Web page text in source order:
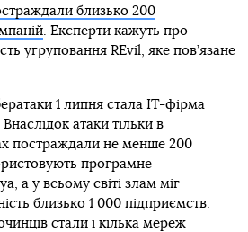
близько 200
. Експерти кажуть про
угруповання REvil, яке пов’язане
1 липня стала IT-фірма
атаки тільки в
постраждали не менше 200
програмне
а у всьому світі злам міг
близько 1 000 підприємств.
стали і кілька мереж